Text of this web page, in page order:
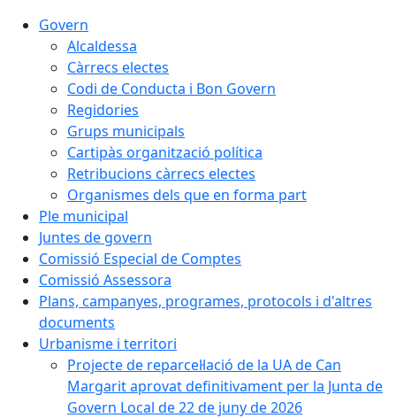
Govern
Alcaldessa
Càrrecs electes
Codi de Conducta i Bon Govern
Regidories
Grups municipals
Cartipàs organització política
Retribucions càrrecs electes
Organismes dels que en forma part
Ple municipal
Juntes de govern
Comissió Especial de Comptes
Comissió Assessora
Plans, campanyes, programes, protocols i d'altres
documents
Urbanisme i territori
Projecte de reparcel·lació de la UA de Can
Margarit aprovat definitivament per la Junta de
Govern Local de 22 de juny de 2026